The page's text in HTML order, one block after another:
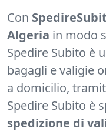
Con
Algeria in modo
Spedire Subito è
bagagli e valigie
a domicilio,
Spedire Subito è
spedizione di